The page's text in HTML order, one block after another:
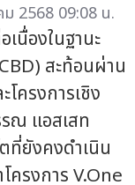
2568 09:08 น.
นื่องในฐานะ
สะท้อนผ่าน
ครงการเชิง
ณ แอสเสท
ที่ยังคงดำเนิน
ครงการ V.One